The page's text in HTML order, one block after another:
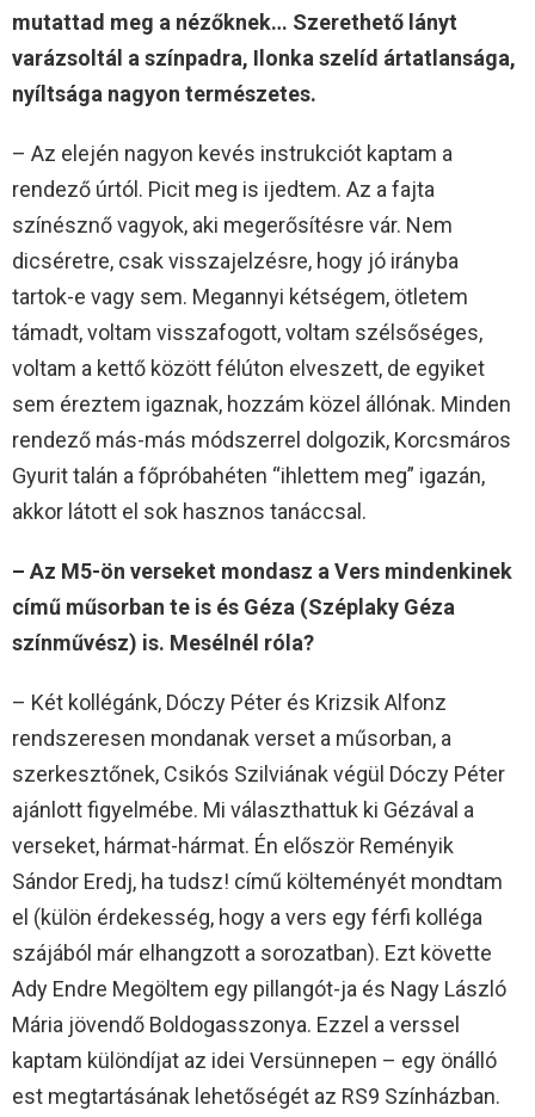
mutattad meg a nézőknek… Szerethető lányt
varázsoltál a színpadra, Ilonka szelíd ártatlansága,
nyíltsága nagyon természetes.
– Az elején nagyon kevés instrukciót kaptam a
rendező úrtól. Picit meg is ijedtem. Az a fajta
színésznő vagyok, aki megerősítésre vár. Nem
dicséretre, csak visszajelzésre, hogy jó irányba
tartok-e vagy sem. Megannyi kétségem, ötletem
támadt, voltam visszafogott, voltam szélsőséges,
voltam a kettő között félúton elveszett, de egyiket
sem éreztem igaznak, hozzám közel állónak. Minden
rendező más-más módszerrel dolgozik, Korcsmáros
Gyurit talán a főpróbahéten “ihlettem meg” igazán,
akkor látott el sok hasznos tanáccsal.
– Az M5-ön verseket mondasz a Vers mindenkinek
című műsorban te is és Géza (Széplaky Géza
színművész) is. Mesélnél róla?
– Két kollégánk, Dóczy Péter és Krizsik Alfonz
rendszeresen mondanak verset a műsorban, a
szerkesztőnek, Csikós Szilviának végül Dóczy Péter
ajánlott figyelmébe. Mi választhattuk ki Gézával a
verseket, hármat-hármat. Én először Reményik
Sándor Eredj, ha tudsz! című költeményét mondtam
el (külön érdekesség, hogy a vers egy férfi kolléga
szájából már elhangzott a sorozatban). Ezt követte
Ady Endre Megöltem egy pillangót-ja és Nagy László
Mária jövendő Boldogasszonya. Ezzel a verssel
kaptam különdíjat az idei Versünnepen – egy önálló
est megtartásának lehetőségét az RS9 Színházban.